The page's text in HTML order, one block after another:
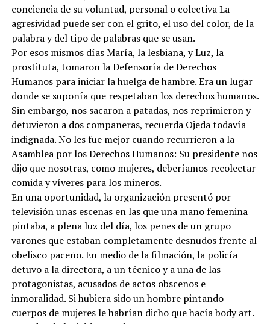
conciencia de su voluntad, personal o colectiva La
agresividad puede ser con el grito, el uso del color, de la
palabra y del tipo de palabras que se usan.
Por esos mismos días María, la lesbiana, y Luz, la
prostituta, tomaron la Defensoría de Derechos
Humanos para iniciar la huelga de hambre. Era un lugar
donde se suponía que respetaban los derechos humanos.
Sin embargo, nos sacaron a patadas, nos reprimieron y
detuvieron a dos compañeras, recuerda Ojeda todavía
indignada. No les fue mejor cuando recurrieron a la
Asamblea por los Derechos Humanos: Su presidente nos
dijo que nosotras, como mujeres, deberíamos recolectar
comida y víveres para los mineros.
En una oportunidad, la organización presentó por
televisión unas escenas en las que una mano femenina
pintaba, a plena luz del día, los penes de un grupo
varones que estaban completamente desnudos frente al
obelisco paceño. En medio de la filmación, la policía
detuvo a la directora, a un técnico y a una de las
protagonistas, acusados de actos obscenos e
inmoralidad. Si hubiera sido un hombre pintando
cuerpos de mujeres le habrían dicho que hacía body art.